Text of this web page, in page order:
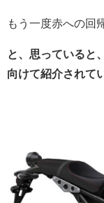
もう一度赤への回
と、思っていると
向けて紹介されて